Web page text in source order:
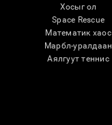
Хосыг ол
Space Rescue
Математик хаос
Марбл-уралдаан
Аялгуут теннис